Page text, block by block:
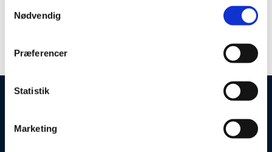
Nødvendig
Præferencer
Statistik
Marketing
Se mere på megalounge.dk